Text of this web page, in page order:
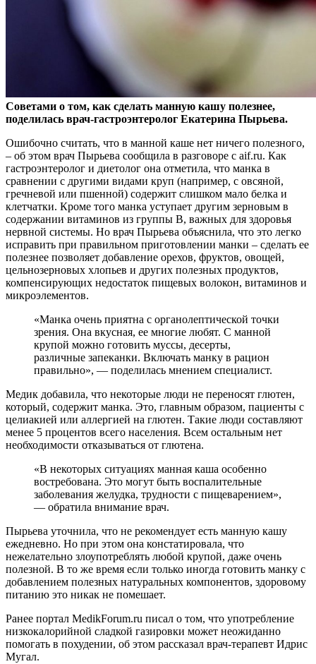
Советами о том, как сделать манную кашу полезнее,
поделилась врач-гастроэнтеролог Екатерина Пырьева.
Ошибочно считать, что в манной каше нет ничего полезного,
– об этом врач Пырьева сообщила в разговоре с aif.ru. Как
гастроэнтеролог и диетолог она отметила, что манка в
сравнении с другими видами круп (например, с овсяной,
гречневой или пшенной) содержит слишком мало белка и
клетчатки. Кроме того манка уступает другим зерновым в
содержании витаминов из группы В, важных для здоровья
нервной системы. Но врач Пырьева объяснила, что это легко
исправить при правильном приготовлении манки – сделать ее
полезнее позволяет добавление орехов, фруктов, овощей,
цельнозерновых хлопьев и других полезных продуктов,
компенсирующих недостаток пищевых волокон, витаминов и
микроэлементов.
«Манка очень приятна с органолептической точки
зрения. Она вкусная, ее многие любят. С манной
крупой можно готовить муссы, десерты,
различные запеканки. Включать манку в рацион
правильно», — поделилась мнением специалист.
Медик добавила, что некоторые люди не переносят глютен,
который, содержит манка. Это, главным образом, пациенты с
целиакией или аллергией на глютен. Такие люди составляют
менее 5 процентов всего населения. Всем остальным нет
необходимости отказываться от глютена.
«В некоторых ситуациях манная каша особенно
востребована. Это могут быть воспалительные
заболевания желудка, трудности с пищеварением»,
— обратила внимание врач.
Пырьева уточнила, что не рекомендует есть манную кашу
ежедневно. Но при этом она констатировала, что
нежелательно злоупотреблять любой крупой, даже очень
полезной. В то же время если только иногда готовить манку с
добавлением полезных натуральных компонентов, здоровому
питанию это никак не помешает.
Ранее портал MedikForum.ru писал о том, что употребление
низкокалорийной сладкой газировки может неожиданно
помогать в похудении, об этом рассказал врач-терапевт Идрис
Мугал.